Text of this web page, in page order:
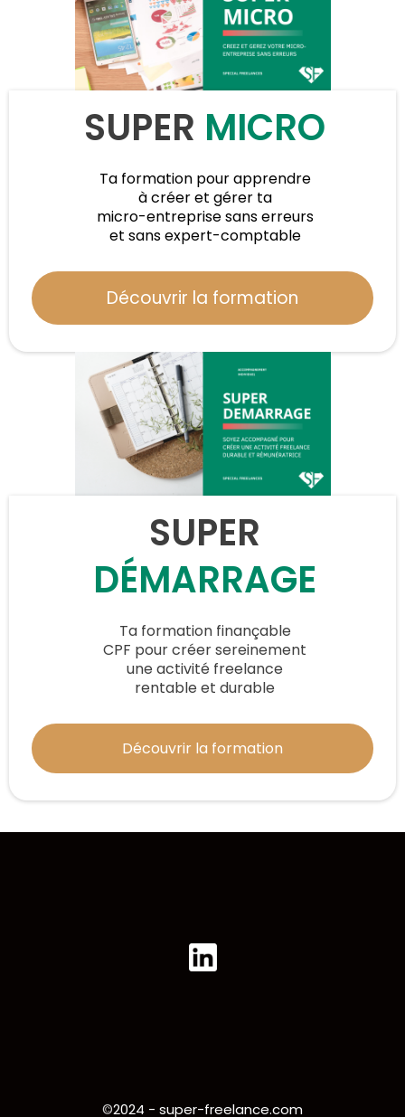
SUPER MICRO
Ta formation pour apprendre
à créer et gérer ta
micro-entreprise sans erreurs
et sans expert-comptable
Découvrir la formation
SUPER
DÉMARRAGE
Ta formation finançable
CPF pour créer sereinement
une activité freelance
rentable et durable
Découvrir la formation
©2024 - super-freelance.com